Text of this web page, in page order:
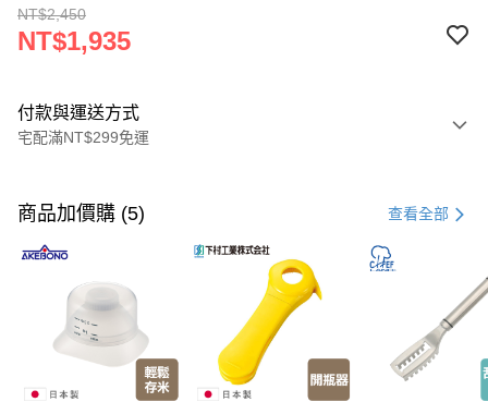
NT$2,450
NT$1,935
付款與運送方式
宅配滿NT$299免運
信用卡一次付款
LINE Pay
Apple Pay
悠遊付
商品加價購 (5) 查看全部